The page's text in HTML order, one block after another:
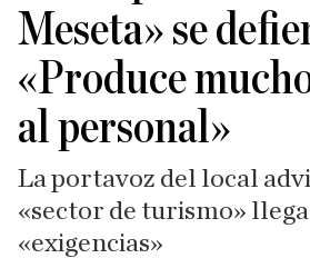
Meseta» se
«Produce
al personal»
La portavoz del local
«sector de turismo»
«exigencias»